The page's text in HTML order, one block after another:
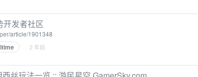
开发者社区
article/1901348
· 2 年前